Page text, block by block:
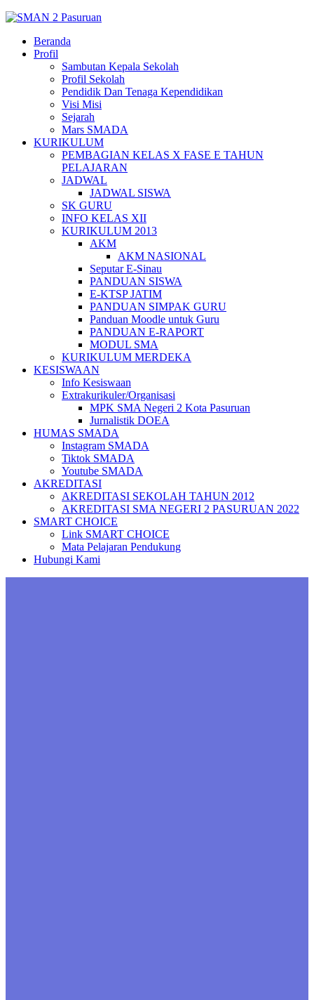
Beranda
Profil
Sambutan Kepala Sekolah
Profil Sekolah
Pendidik Dan Tenaga Kependidikan
Visi Misi
Sejarah
Mars SMADA
KURIKULUM
PEMBAGIAN KELAS X FASE E TAHUN
PELAJARAN
JADWAL
JADWAL SISWA
SK GURU
INFO KELAS XII
KURIKULUM 2013
AKM
AKM NASIONAL
Seputar E-Sinau
PANDUAN SISWA
E-KTSP JATIM
PANDUAN SIMPAK GURU
Panduan Moodle untuk Guru
PANDUAN E-RAPORT
MODUL SMA
KURIKULUM MERDEKA
KESISWAAN
Info Kesiswaan
Extrakurikuler/Organisasi
MPK SMA Negeri 2 Kota Pasuruan
Jurnalistik DOEA
HUMAS SMADA
Instagram SMADA
Tiktok SMADA
Youtube SMADA
AKREDITASI
AKREDITASI SEKOLAH TAHUN 2012
AKREDITASI SMA NEGERI 2 PASURUAN 2022
SMART CHOICE
Link SMART CHOICE
Mata Pelajaran Pendukung
Hubungi Kami